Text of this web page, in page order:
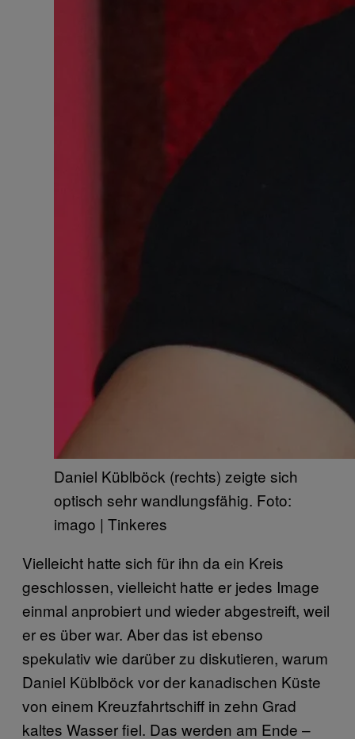
Daniel Küblböck (rechts) zeigte sich
optisch sehr wandlungsfähig. Foto:
imago | Tinkeres
Vielleicht hatte sich für ihn da ein Kreis
geschlossen, vielleicht hatte er jedes Image
einmal anprobiert und wieder abgestreift, weil
er es über war. Aber das ist ebenso
spekulativ wie darüber zu diskutieren, warum
Daniel Küblböck vor der kanadischen Küste
von einem Kreuzfahrtschiff in zehn Grad
kaltes Wasser fiel. Das werden am Ende –